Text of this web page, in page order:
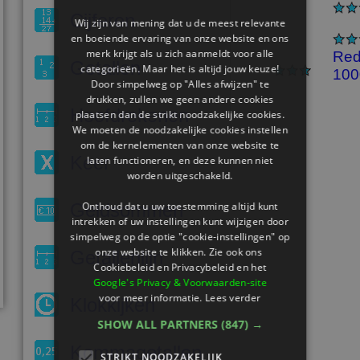
Cijferen
Getallen
Hoofdrekenen
Keer
Geldsommen
Getallenlijn
Klokkijken
Kommagetallen
Wij zijn van mening dat u de meest relevante
en boeiende ervaring van onze website en ons
merk krijgt als u zich aanmeldt voor alle
categorieën. Maar het is altijd jouw keuze!
Door simpelweg op "Alles afwijzen" te
drukken, zullen we geen andere cookies
plaatsen dan de strikt noodzakelijke cookies.
We moeten de noodzakelijke cookies instellen
om de kernelementen van onze website te
laten functioneren, en deze kunnen niet
worden uitgeschakeld.
Onthoud dat u uw toestemming altijd kunt
intrekken of uw instellingen kunt wijzigen door
simpelweg op de optie "cookie-instellingen" op
onze website te klikken. Zie ook ons ​​
Cookiebeleid en Privacybeleid en het
Google's Privacy & Voorwaarden-site
voor meer informatie. Lees verder
SHOW ALL PARTNERS (847) →
STRIKT NOODZAKELIJK